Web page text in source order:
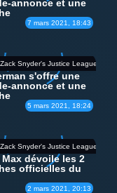
7 mars 2021, 18:43
annonce et une
Snyder's Justice League
5 mars 2021, 18:24
s'offre une
annonce et une
Snyder's Justice League
2 mars 2021, 20:13
Max dévoile les 2
officielles du